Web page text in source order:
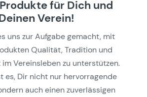
für Dich und
Verein!
uns zur Aufgabe gemacht, mit
Qualität, Tradition und
Vereinsleben zu unterstützen.
es, Dir nicht nur hervorragende
auch einen zuverlässigen